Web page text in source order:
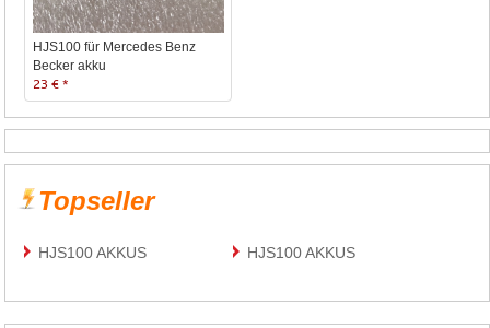
HJS100 für Mercedes Benz
Becker akku
23 € *
Topseller
HJS100 AKKUS HJS100 AKKUS